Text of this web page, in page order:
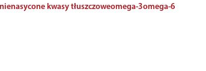
kwasy tłuszczoweomega-3omega-6